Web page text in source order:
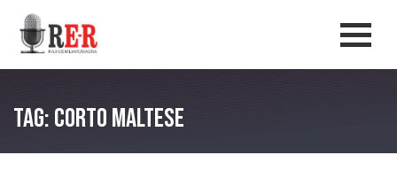
Salta al contenuto principale
Tag: Corto Maltese